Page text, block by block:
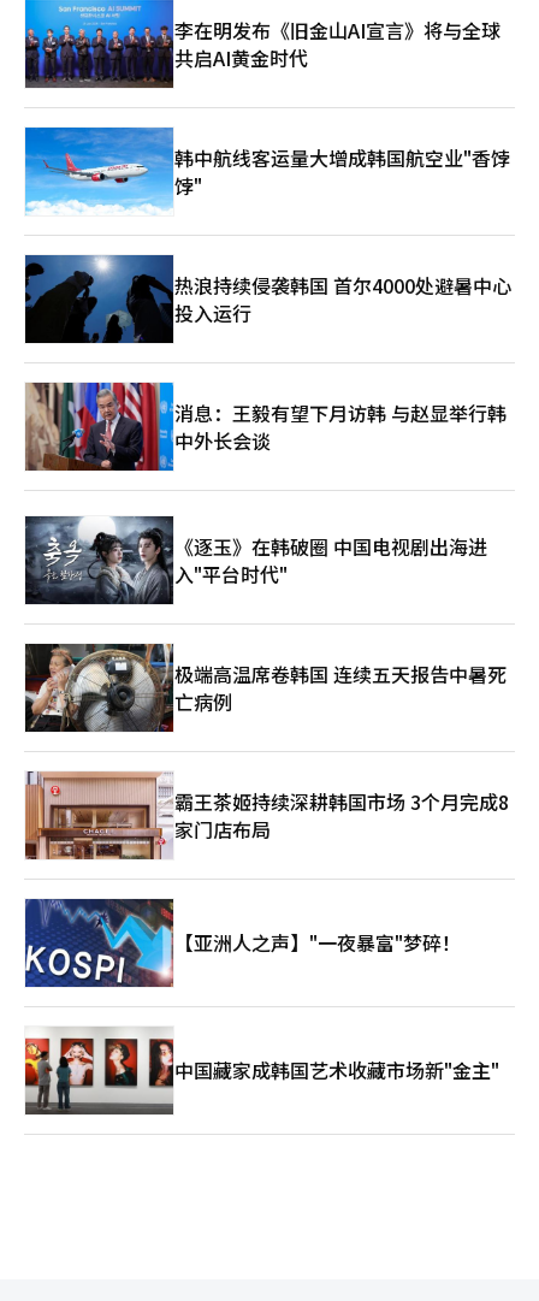
速度。 “股东回报”，将资本重新返还给股东的金融 金勇范的另
一个特点是将资本重新返还给股东。梅里茨金融将净利润的50%以
上用于股东回报，这在国内金融控股公司中属于最激进的水平。股
票回购和注销、增加分红并非单纯的股东友好政策，而是资本配置
战略的一部分。他将股东回报视为投资，而非成本。 这种方法促
使人们重新审视金融的本质。金融公司是一个积累资本的组织，还
是一个循环资本的组织？金勇范选择了后者。这一选择在市场上引
发了即时反应，股价上涨和市值扩大便是结果。投资者更看重的是
能够高效分配资本的公司，而非单纯盈利的公司。 然而，这一战
略也具有两面性。高股东回报可能限制内部投资能力，同时也可能
同时也要维持增长的基础。在这一点上，他的领导力再次面临考
验。 速度与风险，梅里茨模式的局限与挑战 金勇范的领导力基于
速度，快速判断、快速执行以及结果导向的评估。组织文化也反映
了这一点，减少报告，简化会议，尊重实务人员的判断。这在金融
界是罕见的方式，传统金融以程序和审批为中心，而梅里茨则以执
行为中心。 然而，速度总是伴随着风险。以房地产项目融资和企
业金融为中心的结构对市场变化非常敏感。实际上，项目融资相关
的风险和贷款回收问题持续受到关注。此外，金融监管的加强和社
会责任要求的增加也是负担因素。 最终，金勇范模式的核心任务
非常明确：平衡增长与稳定。到目前为止，激进的战略带来了成
果，但环境变化可能使相同的战略变成风险。他现在需要迈向下一
个阶段，从快速增长的金融转向稳定持续的金融，从最大化收益的
金融转向控制风险的金融。当这一转变成功时，梅里茨模式将成为
一个标准。 SWOT分析：金勇范的领导力被定义为“资本配置优化
型金融企业家精神”。 优势（Strength）非常明显。以收益为中
心的管理、快速决策和资本配置能力。梅里茨金融稳定地创造超过
个梅里茨”体系最大化了资本效率。此外，将净利润的50%以上用
于股东回报的大胆政策是获得市场信任的关键因素。 劣势
（Weakness）是结构性偏重。对房地产项目融资和企业金融的依
赖度高，对经济波动敏感。决策集中在特定管理层的结构也是风
险。这虽然提高了组织的灵活性，但同时在失败时也可能加大冲
击。 机会（Opportunity）非常明确。在金融本质向资本配置转移
的时代，梅里茨模式具备竞争力。全球投资的扩大和投资银行竞争
力的增强是额外的增长动力。 威胁（Threat）则来自外部环境。
利率波动、房地产市场低迷、金融监管加强都会产生直接影响。此
外，针对高收益中心战略的社会批评也是一种负担。※ 本报道经
人工智能（AI）系统翻译与编辑。
内，因此为了防止损害和说服股东，这是必不可少的措施。”※
本报道经人工智能（AI）系统翻译与编辑。
出：“员工的就业不安、入驻企业的损失、地区商圈的萎缩等社会
损失也可能扩大。” 接着，홈플러스呼吁梅里茨考虑社会责任，作
为包容性金融机构做出积极的决策。 另一方面，梅里茨金融对追
加资金支持持谨慎态度。业内人士透露，梅里茨金融在考虑提供桥
被接受。 因此，梅里茨在홈플러스的复苏可能性不确定的情况下，
担心背信争议和股东反对的可能性。尤其是如果追加贷款导致不良
贷款，可能会引发管理层责任问题，因此要求MBK伙伴提供连带担
保等安全措施。 作为替代方案，홈플러스提出对信托房地产的次级
收益权质权设定，但梅里茨未接受，谈判未见进展。※ 本报道经
人工智能（AI）系统翻译与编辑。
李在明发布《旧金山AI宣言》将与全球
共启AI黄金时代
韩中航线客运量大增成韩国航空业"香饽
饽"
热浪持续侵袭韩国 首尔4000处避暑中心
投入运行
消息：王毅有望下月访韩 与赵显举行韩
中外长会谈
《逐玉》在韩破圈 中国电视剧出海进
入"平台时代"
极端高温席卷韩国 连续五天报告中暑死
亡病例
霸王茶姬持续深耕韩国市场 3个月完成8
家门店布局
【亚洲人之声】"一夜暴富"梦碎！
中国藏家成韩国艺术收藏市场新"金主"